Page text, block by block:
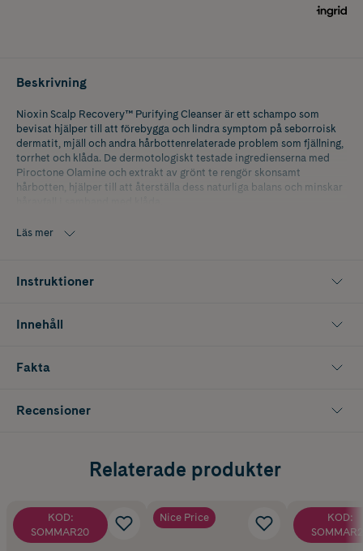
Beskrivning
Nioxin Scalp Recovery™ Purifying Cleanser är ett schampo som
bevisat hjälper till att förebygga och lindra symptom på seborroisk
dermatit, mjäll och andra hårbottenrelaterade problem som fjällning,
torrhet och klåda. De dermotologiskt testade ingredienserna med
Piroctone Olamine och extrakt av grönt te rengör skonsamt
hårbotten, hjälper till att återställa dess naturliga balans och minskar
Läs mer
Instruktioner
Innehåll
Fakta
Recensioner
Relaterade produkter
KOD:
SOMMAR20
Nice Price
KOD: